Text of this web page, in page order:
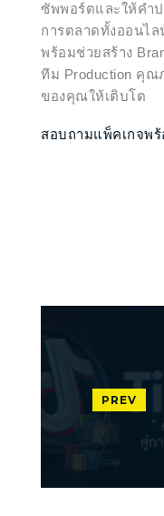
ซัพพอร์ตและให้คำ
การตลาดทั้งออนไ
พร้อมช่วยสร้าง
ทีม Production คุณ
ของคุณให้เติบโต
สอบถามแพ็คเกจพ
PREV